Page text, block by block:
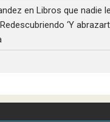
enLibros que nadie
‘Y